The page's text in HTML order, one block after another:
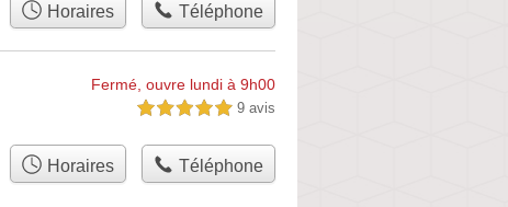
Horaires Téléphone
Fermé, ouvre lundi à 9h00
5,0 étoiles sur 5 9 avis
Horaires Téléphone